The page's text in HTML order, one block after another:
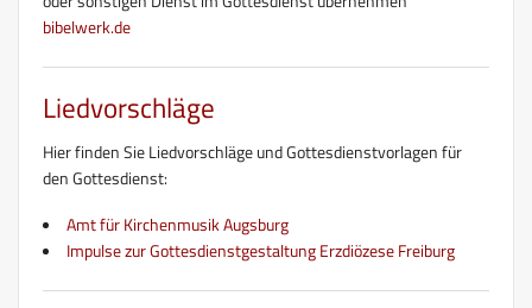
bibelwerk.de
Liedvorschläge
Hier finden Sie Liedvorschläge und Gottesdienstvorlagen für
den Gottesdienst:
Amt für Kirchenmusik Augsburg
Impulse zur Gottesdienstgestaltung Erzdiözese Freiburg